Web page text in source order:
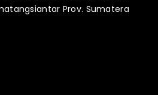
Prov. Sumatera